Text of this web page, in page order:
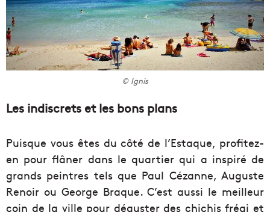
© Ignis
Les indiscrets et les bons plans
Puisque vous êtes du côté de l’Estaque, profitez-
en pour flâner dans le quartier qui a inspiré de
grands peintres tels que Paul Cézanne, Auguste
Renoir ou George Braque. C’est aussi le meilleur
coin de la ville pour déguster des chichis frégi et